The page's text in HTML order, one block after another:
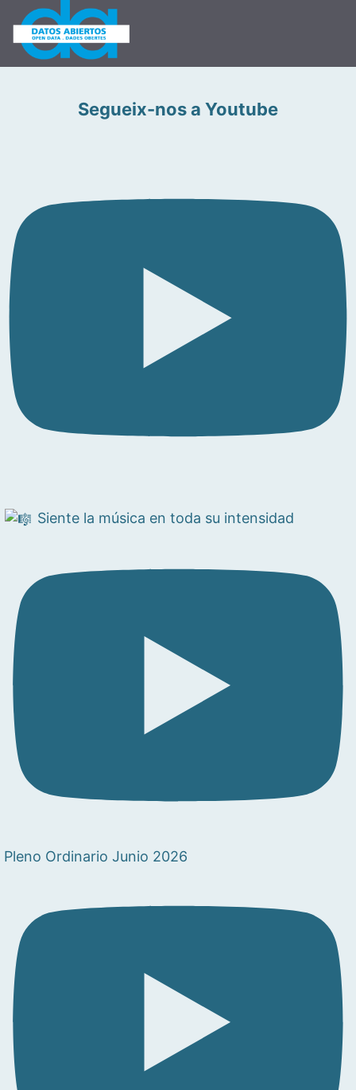
Segueix-nos a Youtube
Siente la música en toda su intensidad
Pleno Ordinario Junio 2026